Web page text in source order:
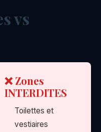
vs
❌ Zones
INTERDITES
Toilettes et
vestiaires